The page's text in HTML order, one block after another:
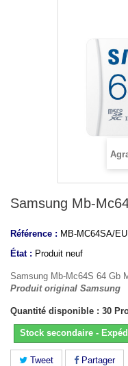
Samsung Mb-
Référence : MB-MC64SA/EU
État : Produit neuf
Samsung Mb-Mc64S 64 Gb
Produit original Samsung
Quantité disponible : 30
Stock secondaire -
Tweet Partager